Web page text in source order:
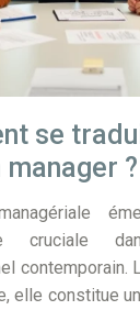
se
manager ?
cruciale
contemporain.
elle constitue